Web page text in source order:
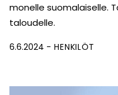
monelle suomalaiselle.
taloudelle.
6.6.2024 HENKILÖT